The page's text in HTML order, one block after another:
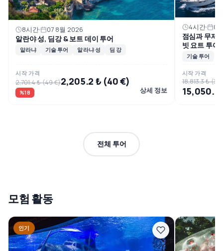
8시간 07 8월 2026
알란야 성, 딤강 & 보트 데이 투어
알라냐 기술 투어 알라냐 성 딤 강
시작 가격
2,701.4 ₺ (49 €)2,205.2 ₺ (40 €)
%18 상세 정보
4시간 08
점심과 무제
빗 요트 투어
기술 투어
시작 가격
18,813.3 ₺
15,050.7
전체 투어
모험 활동
인기